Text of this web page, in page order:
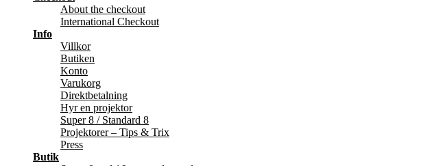
About the checkout
International Checkout
Info
Villkor
Butiken
Konto
Varukorg
Direktbetalning
Hyr en projektor
Super 8 / Standard 8
Projektorer – Tips & Trix
Press
Butik